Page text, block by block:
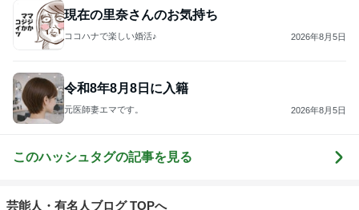
現在の里奈さんのお気持ち
ココハナで楽しい婚活♪ 2026年8月5日
令和8年8月8日に入籍
元医師妻エマです。 2026年8月5日
このハッシュタグの記事を見る
芸能人・有名人ブログ TOPへ